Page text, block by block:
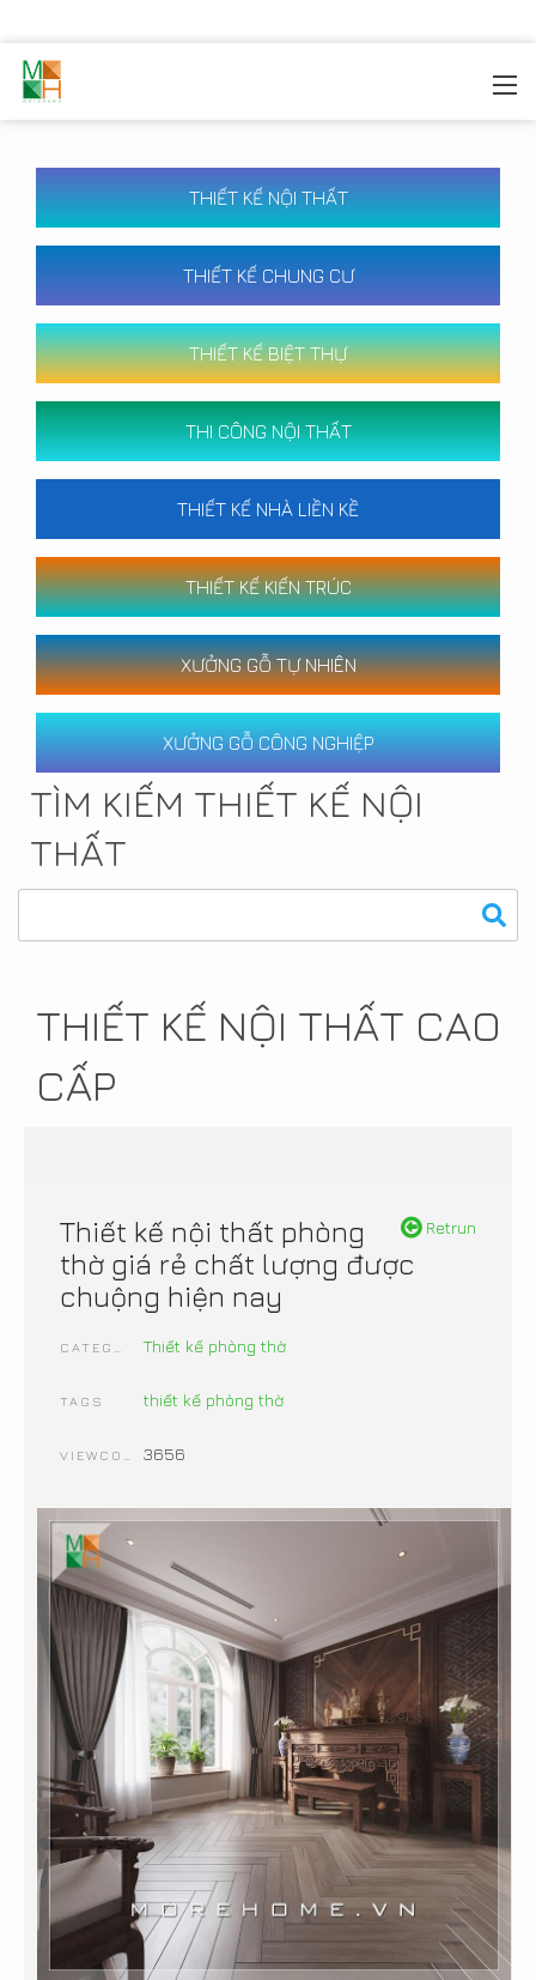
THIẾT KẾ NỘI THẤT
THIẾT KẾ CHUNG CƯ
THIẾT KẾ BIỆT THỰ
THI CÔNG NỘI THẤT
THIẾT KẾ NHÀ LIỀN KỀ
THIẾT KẾ KIẾN TRÚC
XƯỞNG GỖ TỰ NHIÊN
XƯỞNG GỖ CÔNG NGHIỆP
TÌM KIẾM THIẾT KẾ NỘI
THẤT
THIẾT KẾ NỘI THẤT CAO
CẤP
Retrun
Thiết kế nội thất phòng
thờ giá rẻ chất lượng được
chuộng hiện nay
Thiết kế phòng thờ
TAGS thiết kế phòng thờ
3656